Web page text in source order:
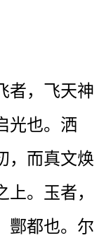
者，飞天神
光也。洒
，而真文焕
。玉者，
酆都也。尔